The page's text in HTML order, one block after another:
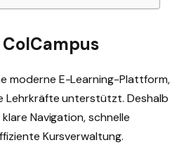
moderne E-Learning-Plattform,
Lehrkräfte unterstützt. Deshalb
Navigation, schnelle
Kursverwaltung.